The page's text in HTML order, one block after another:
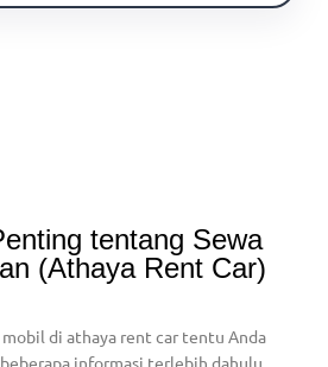
tentang Sewa
(Athaya Rent Car)
di athaya rent car tentu Anda
informasi terlebih dahulu